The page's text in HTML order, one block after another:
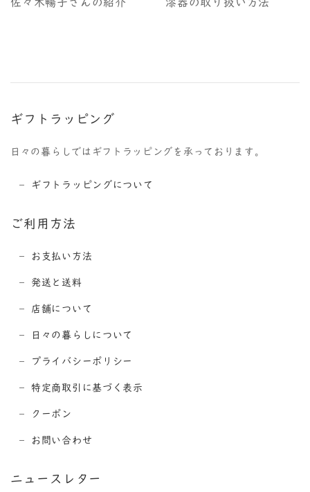
ギフトラッピング
日々の暮らしではギフトラッピングを承っております。
ギフトラッピングについて
ご利用方法
お支払い方法
発送と送料
店舗について
日々の暮らしについて
プライバシーポリシー
特定商取引に基づく表示
クーポン
お問い合わせ
ニュースレター